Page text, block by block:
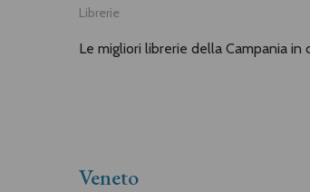
Librerie
Le migliori librerie della Campania
Veneto